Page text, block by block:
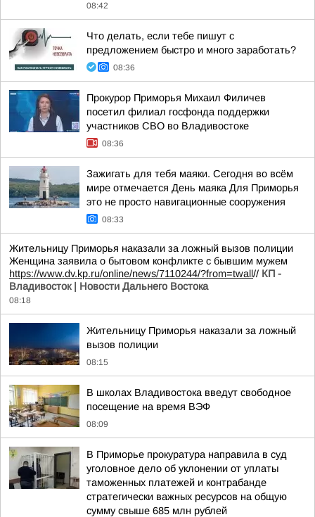
08:42
Что делать, если тебе пишут с
предложением быстро и много заработать?
08:36
Прокурор Приморья Михаил Филичев
посетил филиал госфонда поддержки
участников СВО во Владивостоке
08:36
Зажигать для тебя маяки. Сегодня во всём
мире отмечается День маяка Для Приморья
это не просто навигационные сооружения
08:33
Жительницу Приморья наказали за ложный вызов полиции
Женщина заявила о бытовом конфликте с бывшим мужем
https://www.dv.kp.ru/online/news/7110244/?from=twall// КП -
Владивосток | Новости Дальнего Востока
08:18
Жительницу Приморья наказали за ложный
вызов полиции
08:15
В школах Владивостока введут свободное
посещение на время ВЭФ
08:09
В Приморье прокуратура направила в суд
уголовное дело об уклонении от уплаты
таможенных платежей и контрабанде
стратегически важных ресурсов на общую
сумму свыше 685 млн рублей